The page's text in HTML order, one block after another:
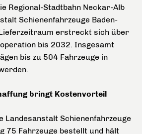
Regional-Stadtbahn Neckar-Alb
Schienenfahrzeuge Baden-
erstreckt sich über
bis 2032. Insgesamt
bis zu 504 Fahrzeuge in
bringt Kostenvorteil
Landesanstalt Schienenfahrzeuge
75 Fahrzeuge bestellt und hält